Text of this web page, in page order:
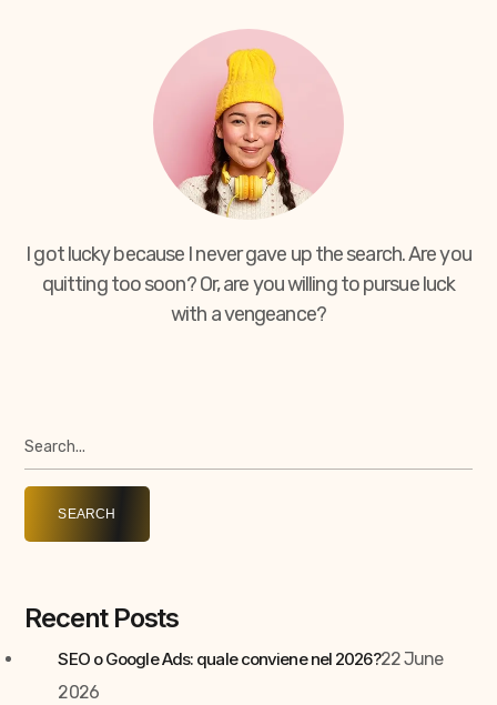
I got lucky because I never gave up the search. Are you
quitting too soon? Or, are you willing to pursue luck
with a vengeance?
SEARCH
Recent Posts
SEO o Google Ads: quale conviene nel 2026?22 June
2026